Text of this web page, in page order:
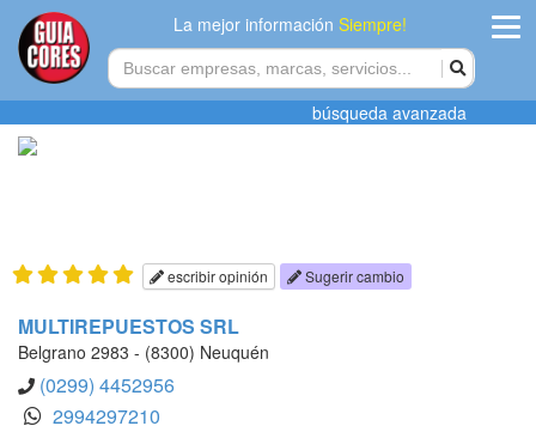
La mejor informaciónSiempre!
Agregar
búsqueda avanzada
escribir opinión Sugerir cambio
MULTIREPUESTOS SRL
Belgrano 2983 - (8300) Neuquén
(0299) 4452956
2994297210